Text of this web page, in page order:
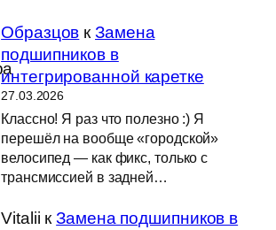
Образцов кЗамена
подшипников в
интегрированной каретке
27.03.2026
Классно! Я раз что полезно :) Я
перешёл на вообще «городской»
велосипед — как фикс, только с
трансмиссией в задней…
Vitalii кЗамена подшипников в